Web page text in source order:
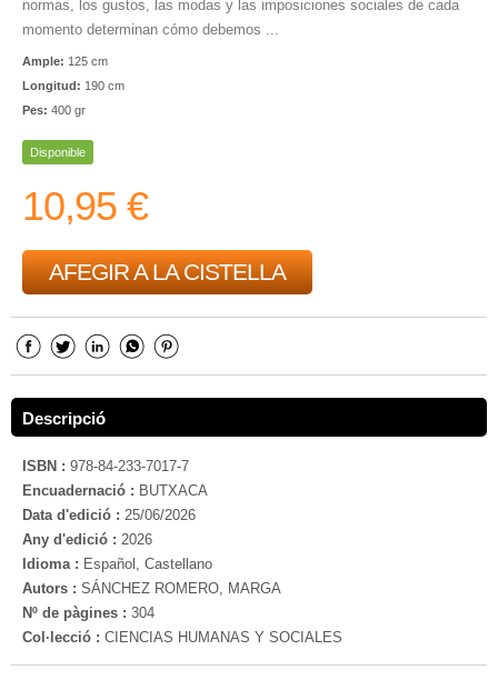
normas, los gustos, las modas y las imposiciones sociales de cada
momento determinan cómo debemos ...
Ample: 125 cm
Longitud: 190 cm
Pes: 400 gr
Disponible
10,95 €
AFEGIR A LA CISTELLA
Descripció
ISBN : 978-84-233-7017-7
Encuadernació : BUTXACA
Data d'edició : 25/06/2026
Any d'edició : 2026
Idioma : Español, Castellano
Autors : SÁNCHEZ ROMERO, MARGA
Nº de pàgines : 304
Col·lecció : CIENCIAS HUMANAS Y SOCIALES